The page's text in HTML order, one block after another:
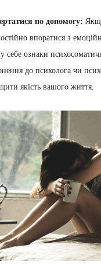
по допомогу:
впоратися з
себе ознаки
до психолога чи
якість вашого життя.